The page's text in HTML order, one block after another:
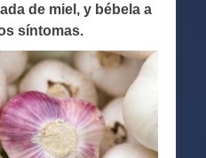
de miel, y bébela a
síntomas.